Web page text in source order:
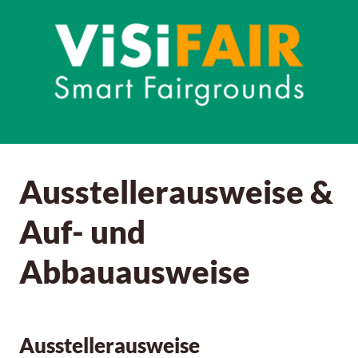
Ausstellerausweise &
Auf- und
Abbauausweise
Ausstellerausweise